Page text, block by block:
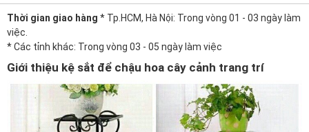
Thời gian giao hàng * Tp.HCM, Hà Nội: Trong vòng 01 - 03 ngày làm
việc.
* Các tỉnh khác: Trong vòng 03 - 05 ngày làm việc
Giới thiệu kệ sắt để chậu hoa cây cảnh trang trí